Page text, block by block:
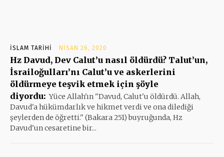
İSLAM TARIHI NISAN 26, 2020
Hz Davud, Dev Calut’u nasıl öldürdü? Talut’un,
İsrailoğulları’nı Calut’u ve askerlerini
öldürmeye teşvik etmek için şöyle
diyordu: Yüce Allah'ın ''Davud, Calut'u öldürdü. Allah,
Davud'a hükümdarlık ve hikmet verdi ve ona dilediği
şeylerden de öğretti.'' (Bakara 251) buyruğunda, Hz
Davud'un cesaretine bir...